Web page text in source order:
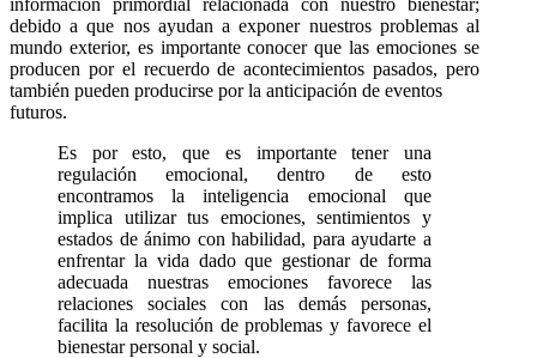
debido a que nos ayudan a exponer nuestros problemas al
mundo exterior, es importante conocer que las emociones se
producen por el recuerdo de acontecimientos pasados, pero
también pueden producirse por la anticipación de eventos
futuros.
Es por esto, que es importante tener una
regulación emocional, dentro de esto
encontramos la inteligencia emocional que
implica utilizar tus emociones, sentimientos y
estados de ánimo con habilidad, para ayudarte a
enfrentar la vida dado que gestionar de forma
adecuada nuestras emociones favorece las
relaciones sociales con las demás personas,
facilita la resolución de problemas y favorece el
bienestar personal y social.